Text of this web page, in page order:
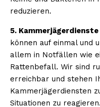
reduzieren.
5.
können auf einmal und
allem in Notfällen wie
Rattenbefall. Wir sind
erreichbar und stehen
Kammerjägerdiensten
Situationen zu reagieren.